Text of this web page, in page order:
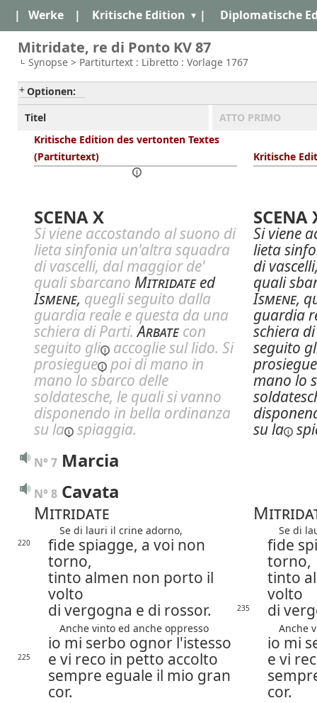
| Werke | Kritische Edition | Diplomatische
Mitridate, re di Ponto KV 87
Synopse > Partiturtext : Libretto : Vorlage 1767
Optionen:
Titel
ATTO PRIMO
Kritische Edition des vertonten Textes
(Partiturtext)
Kritische
SCENA X SCENA
Si viene accostando al suono di
lieta sinfonia un'altra squadra
di vascelli, dal maggior de'
quali sbarcano Mitridateed
Ismene, quegli seguito dalla
guardia reale e questa da una
schiera di Parti. Arbatecon
seguito gli
accoglie sul lido. Si
prosiegue
poi di mano in
mano lo sbarco delle
soldatesche, le quali si vanno
disponendo in bella ordinanza
su la
spiaggia.
Si viene
lieta
di
quali
Ismene,
guardia
schiera
seguito
prosiegue
mano lo
su la
N° 7 Marcia
N° 8 Cavata
Mitridate
Se di lauri il crine adorno, Se di
220
fide spiagge, a voi non
torno,
fide
torno,
tinto almen non porto il
volto
tinto
volto
di vergogna e di rossor.
235 di
Anche vinto ed anche oppresso Anche
io mi serbo ognor l'istesso io mi
225 e vi reco in petto accolto
e vi
sempre eguale il mio gran
cor.
cor.